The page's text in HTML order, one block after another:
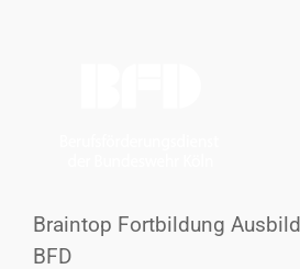
Braintop Fortbildung
BFD